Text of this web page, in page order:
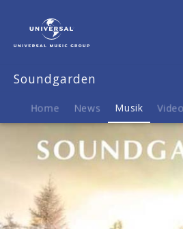
Animal
Soundgarden
Home News Musik